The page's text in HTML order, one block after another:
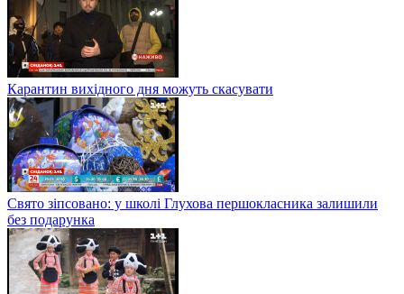
Карантин вихідного дня можуть скасувати
Свято зіпсовано: у школі Глухова першокласника залишили
без подарунка